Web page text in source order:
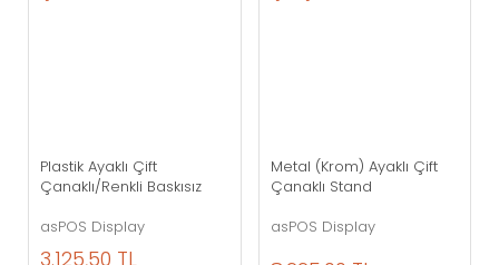
Plastik Ayaklı Çift
Çanaklı/Renkli Baskısız
asPOS Display
3.125,50 TL
Metal (Krom) Ayaklı Çift
Çanaklı Stand
asPOS Display